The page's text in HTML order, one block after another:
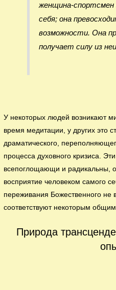
женщина-спортсмен
себя; она
возможности. Она
получает силу из
У некоторых людей возникают
время медитации, у других это
драматического,
процесса духовного кризиса.
всепоглощающи и радикальны,
восприятие человеком самого
переживания Божественного не
соответствуют некоторым общим
Природа